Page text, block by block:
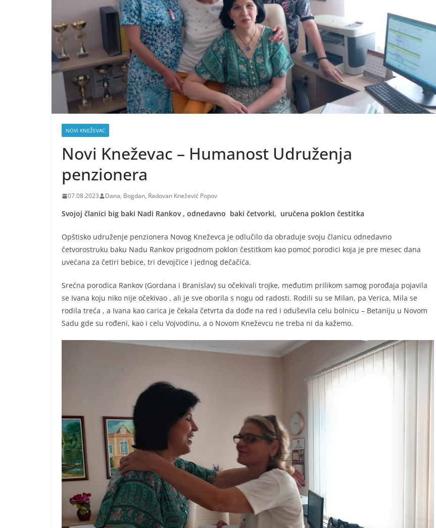
NOVI KNEŽEVAC
Novi Kneževac – Humanost Udruženja
penzionera
07.08.2023 Dana, Bogdan, Radovan Knežević Popov
Svojoj članici big baki Nadi Rankov , odnedavno baki četvorki, uručena poklon čestitka
Opštisko udruženje penzionera Novog Kneževca je odlučilo da obraduje svoju članicu odnedavno
četvorostruku baku Nadu Rankov prigodnom poklon čestitkom kao pomoć porodici koja je pre mesec dana
uvećana za četiri bebice, tri devojčice i jednog dečačića.
Srećna porodica Rankov (Gordana i Branislav) su očekivali trojke, međutim prilikom samog porođaja pojavila
se Ivana koju niko nije očekivao , ali je sve oborila s nogu od radosti. Rodili su se Milan, pa Verica, Mila se
rodila treća , a Ivana kao carica je čekala četvrta da dođe na red i oduševila celu bolnicu – Betaniju u Novom
Sadu gde su rođeni, kao i celu Vojvodinu, a o Novom Kneževcu ne treba ni da kažemo.